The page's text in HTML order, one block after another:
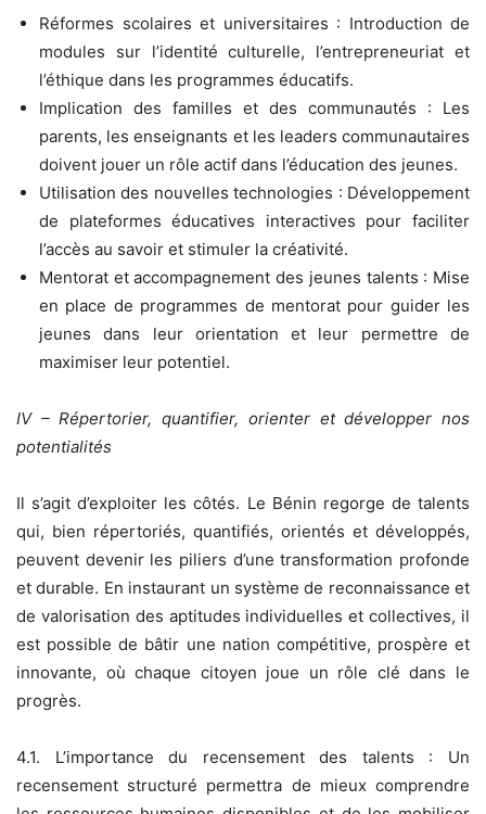
Réformes scolaires et universitaires : Introduction de
modules sur l’identité culturelle, l’entrepreneuriat et
l’éthique dans les programmes éducatifs.
Implication des familles et des communautés : Les
parents, les enseignants et les leaders communautaires
doivent jouer un rôle actif dans l’éducation des jeunes.
Utilisation des nouvelles technologies : Développement
de plateformes éducatives interactives pour faciliter
l’accès au savoir et stimuler la créativité.
Mentorat et accompagnement des jeunes talents : Mise
en place de programmes de mentorat pour guider les
jeunes dans leur orientation et leur permettre de
maximiser leur potentiel.
IV – Répertorier, quantifier, orienter et développer nos
potentialités
Il s’agit d’exploiter les côtés. Le Bénin regorge de talents
qui, bien répertoriés, quantifiés, orientés et développés,
peuvent devenir les piliers d’une transformation profonde
et durable. En instaurant un système de reconnaissance et
de valorisation des aptitudes individuelles et collectives, il
est possible de bâtir une nation compétitive, prospère et
innovante, où chaque citoyen joue un rôle clé dans le
progrès.
4.1. L’importance du recensement des talents : Un
recensement structuré permettra de mieux comprendre